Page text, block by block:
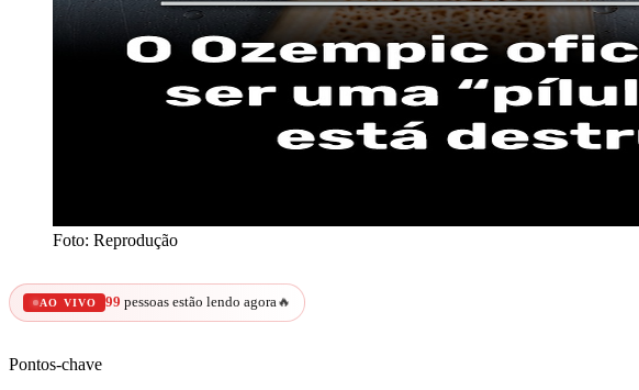
Foto: Reprodução
AO VIVO 99 pessoas estão lendo agora 🔥
Pontos-chave